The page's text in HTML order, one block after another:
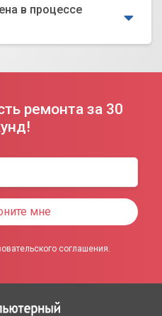
в процессе
ремонта за 30
мне
соглашения.